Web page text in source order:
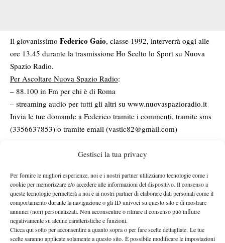
Gestisci la tua privacy
Per fornire le migliori esperienze, noi e i nostri partner utilizziamo tecnologie come i
cookie per memorizzare e/o accedere alle informazioni del dispositivo. Il consenso a
queste tecnologie permetterà a noi e ai nostri partner di elaborare dati personali come il
comportamento durante la navigazione o gli ID univoci su questo sito e di mostrare
annunci (non) personalizzati. Non acconsentire o ritirare il consenso può influire
negativamente su alcune caratteristiche e funzioni.
Clicca qui sotto per acconsentire a quanto sopra o per fare scelte dettagliate. Le tue
scelte saranno applicate solamente a questo sito. È possibile modificare le impostazioni
Il giovanissimo Federico Gaio, classe 1992, interverrà oggi alle
ore 13.45 durante la trasmissione Ho Scelto lo Sport su Nuova
Spazio Radio.
Per Ascoltare Nuova Spazio Radio:
– 88.100 in Fm per chi è di Roma
– streaming audio per tutti gli altri su www.nuovaspazioradio.it
Invia le tue domande a Federico tramite i commenti, tramite sms
(3356637853) o tramite email (vastic82@gmail.com)
Nessun commento
Devi essereconnessoper inviare un commento.